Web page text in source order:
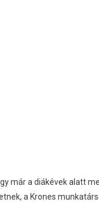
már a diákévek alatt
a Krones